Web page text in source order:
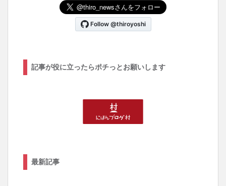
記事が役に立ったらポチっとお願いします
最新記事